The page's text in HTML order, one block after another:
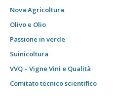
Nova Agricoltura
Olivo e Olio
Passione in verde
Suinicoltura
VVQ – Vigne Vini e Qualità
Comitato tecnico scientifico